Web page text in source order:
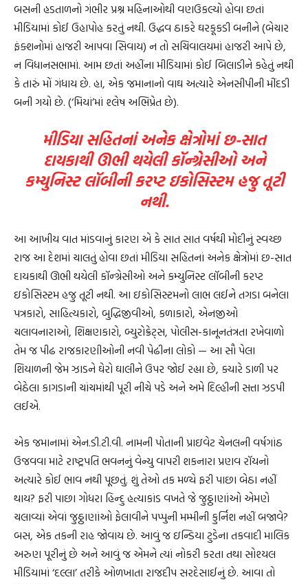
બસની હડતાળનો ગંભીર પ્રશ્ન મહિનાઓથી વણઉકલ્યો હોવા છતાં
મીડિયામાં કોઈ ઉહાપોહ કરતું નથી. ઉદ્ધવ ઠાકરે ઘરકૂકડી બનીને (બેચાર
ફંક્શનોમાં હાજરી આપવા સિવાય) ન તો સચિવાલયમાં હાજરી આપે છે,
ન વિધાનસભામાં. આમ છતાં અહીંના મીડિયામાં કોઈ બિલાડીને કહેતું નથી
કે તારું મોં ગંધાય છે. હા, એક જમાનાનો વાઘ અત્યારે એનસીપીની મીંદડી
બની ગયો છે. (‘મિયાં’માં શ્લેષ અભિપ્રેત છે).
મીડિયા સહિતનાં અનેક ક્ષેત્રોમાં છ-સાત
દાયકાથી ઊભી થયેલી કૉન્ગ્રેસીઓ અને
કમ્યુનિસ્ટ લૉબીની કરપ્ટ ઇકોસિસ્ટમ હજુ તૂટી
નથી.
આ આખીય વાત માંડવાનું કારણ એ કે સાત સાત વર્ષથી મોદીનું સ્વચ્છ
રાજ આ દેશમાં ચાલતું હોવા છતાં મીડિયા સહિતનાં અનેક ક્ષેત્રોમાં છ-સાત
દાયકાથી ઊભી થયેલી કૉન્ગ્રેસીઓ અને કમ્યુનિસ્ટ લૉબીની કરપ્ટ
ઇકોસિસ્ટમ હજુ તૂટી નથી. આ ઇકોસિસ્ટમનો લાભ લઈને તગડા બનેલા
પત્રકારો, સાહિત્યકારો, બુદ્ધિજીવીઓ, કળાકારો, એનજીઓ
ચલાવનારાઓ, શિક્ષણકારો, બ્યુરોક્રેટ્સ, પોલીસ-કાનૂનતંત્રતા રખેવાળો
તેમ જ પીઢ રાજકારણીઓની નવી પેઢીના લોકો — આ સૌ પેલા
શિયાળની જેમ ઝાડને ઘેરો ઘાલીને ઉપર જોઈ રહ્યા છે, ક્યારે ડાળી પર
બેઠેલા કાગડાની ચાંચમાંથી પૂરી નીચે પડે અને અમે દિલ્હીની સત્તા ઝડપી
લઈએ.
એક જમાનામાં એન.ડી.ટી.વી. નામની પોતાની પ્રાઇવેટ ચેનલની વર્ષગાંઠ
ઉજવવા માટે રાષ્ટ્રપતિ ભવનનું વેન્યુ વાપરી શકનારા પ્રણવ રૉયનો
અત્યારે કોઈ ભાવ નથી પૂછતું. શું તેઓ તક મળ્યે ફરી પાછા બેઠા નહીં
થાય? ફરી પાછા ગોધરા હિન્દુ હત્યાકાંડ વખતે જે જુઠ્ઠાણાંઓ એમણે
ચલાવ્યાં એવાં જુઠ્ઠાણાંઓ ફેલાવીને પપ્પુની મમ્મીની કુર્નિશ નહીં બજાવે?
બસ, એક તકની રાહ જોવાય છે. આવું જ ઇન્ડિયા ટુડેના તકવાદી માલિક
અરુણ પૂરીનું છે અને આવું જ એમને ત્યાં નોકરી કરતા તથા સોશ્યલ
મીડિયામાં ‘દલ્લા’ તરીકે ઓળખાતા રાજદીપ સરદેસાઈનું છે. આવા તો